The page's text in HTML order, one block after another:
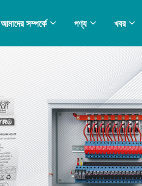
আমাদের সম্পর্কে পণ্য খবর